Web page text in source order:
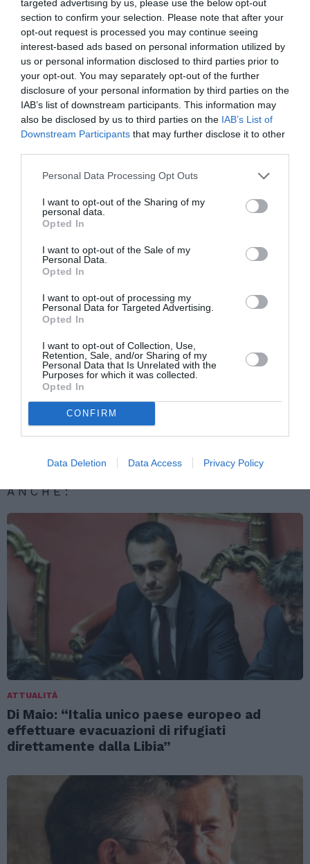
targeted advertising by us, please use the below opt-out
section to confirm your selection. Please note that after your
opt-out request is processed you may continue seeing
interest-based ads based on personal information utilized by
us or personal information disclosed to third parties prior to
your opt-out. You may separately opt-out of the further
disclosure of your personal information by third parties on the
IAB’s list of downstream participants. This information may
also be disclosed by us to third parties on the IAB’s List of
Downstream Participants that may further disclose it to other
Personal Data Processing Opt Outs
I want to opt-out of the Sharing of my
personal data.
Opted In
I want to opt-out of the Sale of my
Personal Data.
Opted In
I want to opt-out of processing my
Personal Data for Targeted Advertising.
Opted In
I want to opt-out of Collection, Use,
Retention, Sale, and/or Sharing of my
Personal Data that Is Unrelated with the
Purposes for which it was collected.
Opted In
CONFIRM
Data Deletion Data Access Privacy Policy
D’altra parte, conclude Rossi, “l’unico risultato
ottenuto dalla propaganda di Salvini è avere
aumentato di decine di migliaia il numero dei
migranti allo sbando, senza permesso, e aver
ridotto le iniziative per l’integrazione facendo
questo settore”.
DECRETO FLUSSI NEWS IMMIGRAZIONE
Articolo precedente
Lampedusa, sbarcati 100 migranti in poche
ore
Articolo seguente
Friuli Venezia Giulia, dal 1 luglio controlli
congiunti ai confini per il contrasto
dell’immigrazione irregolare
ANCHE:
ATTUALITÀ
Di Maio: “Italia unico paese europeo ad
effettuare evacuazioni di rifugiati
direttamente dalla Libia”